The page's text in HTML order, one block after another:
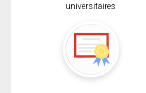
universitaires